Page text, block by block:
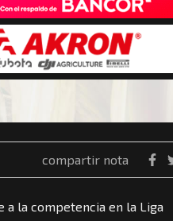
compartir nota
a la competencia en la Liga